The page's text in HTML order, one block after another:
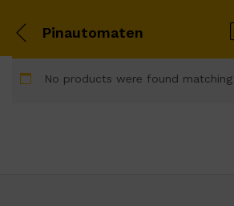
Pinautomaten
No products were found